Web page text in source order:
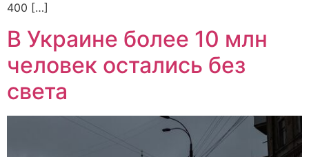
400 […]
В Украине более 10 млн
человек остались без
света